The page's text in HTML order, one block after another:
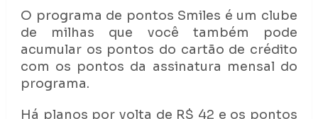
O programa de pontos Smiles é um clube
de milhas que você também pode
acumular os pontos do cartão de crédito
com os pontos da assinatura mensal do
programa.
Há planos por volta de R$ 42 e os pontos